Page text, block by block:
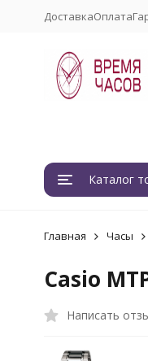
ДоставкаОплата
Каталог
Главная Часы
Casio
Написать